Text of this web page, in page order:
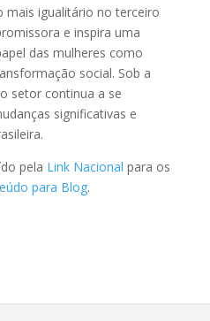
mais igualitário no terceiro
e inspira uma
das mulheres como
social. Sob a
setor continua a se
significativas e
pela Link Nacional para os
para Blog.